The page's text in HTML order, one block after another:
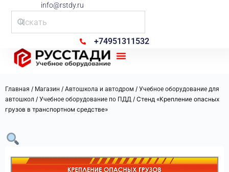
info@rstdy.ru
+74951311532
Главная / Магазин / Автошкола и автодром / Учебное оборудование для
автошкол / Учебное оборудование по ПДД / Стенд «Крепление опасных
грузов в транспортном средстве»